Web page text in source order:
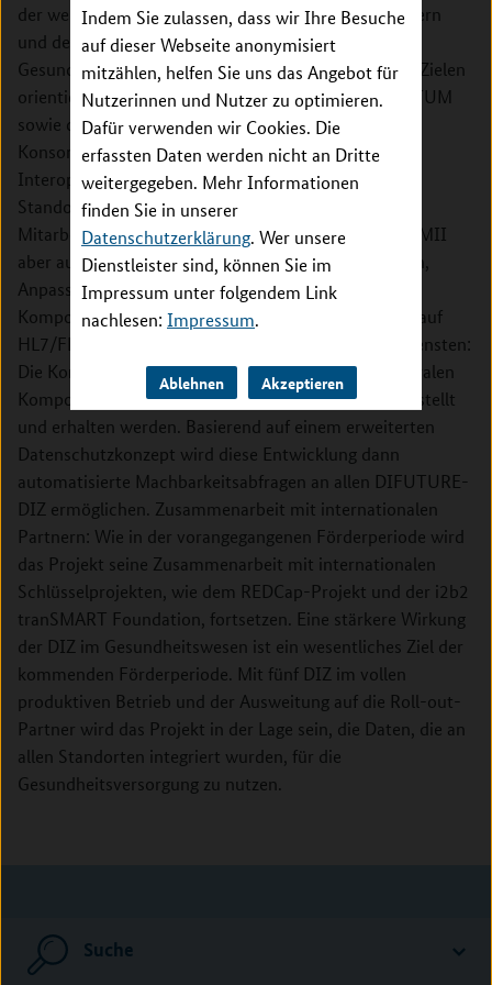
Indem Sie zulassen, dass wir Ihre Besuche
auf dieser Webseite anonymisiert
mitzählen, helfen Sie uns das Angebot für
Nutzerinnen und Nutzer zu optimieren.
Dafür verwenden wir Cookies. Die
erfassten Daten werden nicht an Dritte
weitergegeben. Mehr Informationen
finden Sie in unserer
Datenschutzerklärung. Wer unsere
Dienstleister sind, können Sie im
Impressum unter folgendem Link
nachlesen: Impressum.
Ablehnen Akzeptieren
der weiteren Interaktion mit (inter)nationalen Partnern
und der Steigerung der Wirkung der DIZ im
Gesundheitswesen liegen. An diesen übergreifenden Zielen
orientieren sich eng die Ziele des Teilvorhabens der TUM
sowie die Teilvorhaben der weiteren Partner:
Konsortiumsübergreifende Harmonisierung und
Interoperabilität: Um die Interoperabilität zwischen
Standorten und Konsortien zu verbessern, sind die
Mitarbeit in den übergreifenden Arbeitsgruppen der MII
aber auch die Entwicklung von Daten-ETL-Prozessen,
Anpassungen der Datenschutzkonzepte und neue
Komponenten für das Mapping weiterer Datensätze auf
HL7/FHIR erforderlich. Integration mit zentralen Diensten:
Die Kommunikation zwischen den DIZ und den zentralen
Komponenten der MII (z. B. dem FDPG) muss hergestellt
und erhalten werden. Basierend auf einem erweiterten
Datenschutzkonzept wird diese Entwicklung dann
automatisierte Machbarkeitsabfragen an allen DIFUTURE-
DIZ ermöglichen. Zusammenarbeit mit internationalen
Partnern: Wie in der vorangegangenen Förderperiode wird
das Projekt seine Zusammenarbeit mit internationalen
Schlüsselprojekten, wie dem REDCap-Projekt und der i2b2
tranSMART Foundation, fortsetzen. Eine stärkere Wirkung
der DIZ im Gesundheitswesen ist ein wesentliches Ziel der
kommenden Förderperiode. Mit fünf DIZ im vollen
produktiven Betrieb und der Ausweitung auf die Roll-out-
Partner wird das Projekt in der Lage sein, die Daten, die an
allen Standorten integriert wurden, für die
Gesundheitsversorgung zu nutzen.
Suche